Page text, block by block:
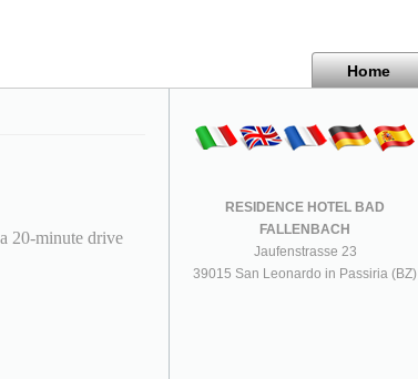
Home
20-minute drive
RESIDENCE HOTEL BAD
FALLENBACH
Jaufenstrasse 23
39015 San Leonardo in Passiria (BZ)